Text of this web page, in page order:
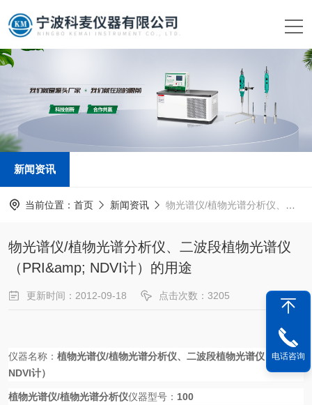
新闻资讯
当前位置： 首页 新闻资讯 物光谱仪/植物光谱分析仪、二波段植物光谱仪（PRI&amp; NDVI计）的用途
物光谱仪/植物光谱分析仪、二波段植物光谱仪
（PRI&amp; NDVI计）的用途
更新时间：2012-09-18
点击次数：3205
仪器名称： 植物光谱仪/植物光谱分析仪、 二波段植物光谱仪（PRI&
NDVI计）
植物光谱仪/植物光谱分析仪仪器型号： 100
电话咨询